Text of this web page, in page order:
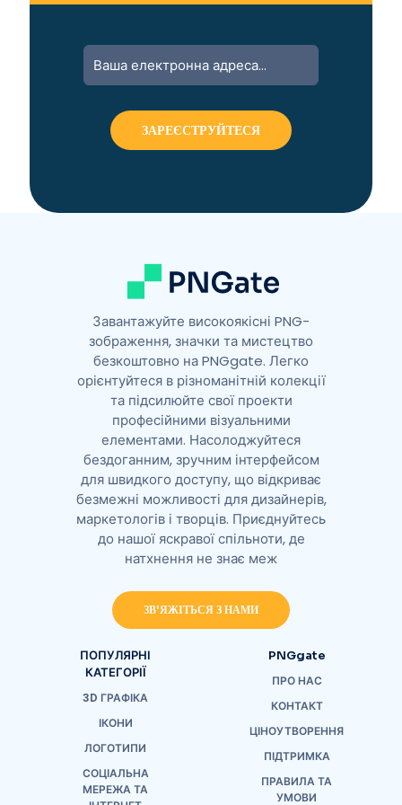
Завантажуйте високоякісні PNG-
зображення, значки та мистецтво
безкоштовно на PNGgate. Легко
орієнтуйтеся в різноманітній колекції
та підсилюйте свої проекти
професійними візуальними
елементами. Насолоджуйтеся
бездоганним, зручним інтерфейсом
для швидкого доступу, що відкриває
безмежні можливості для дизайнерів,
маркетологів і творців. Приєднуйтесь
до нашої яскравої спільноти, де
натхнення не знає меж
ЗВ'ЯЖІТЬСЯ З НАМИ
ПОПУЛЯРНІ
КАТЕГОРІЇ
3D ГРАФІКА
ІКОНИ
ЛОГОТИПИ
СОЦІАЛЬНА
МЕРЕЖА ТА
PNGgate
ПРО НАС
КОНТАКТ
ЦІНОУТВОРЕННЯ
ПІДТРИМКА
ПРАВИЛА ТА
УМОВИ